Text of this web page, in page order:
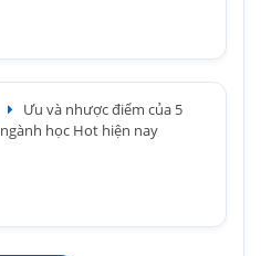
Ưu và nhược điểm của 5
ngành học Hot hiện nay